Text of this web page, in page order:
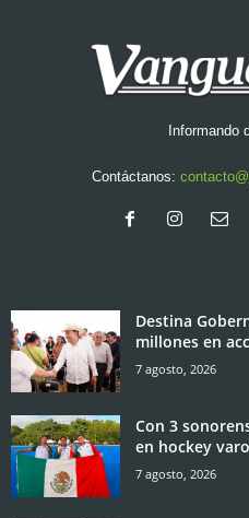
Informando
Contáctanos:
Destina
millones en
7 agosto, 2026
Con 3
en hockey
7 agosto, 2026